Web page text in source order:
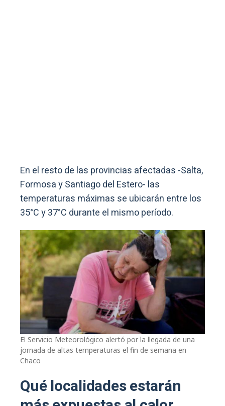
En el resto de las provincias afectadas -Salta,
Formosa y Santiago del Estero- las
temperaturas máximas se ubicarán entre los
35°C y 37°C durante el mismo período.
El Servicio Meteorológico alertó por la llegada de una
jornada de altas temperaturas el fin de semana en
Chaco
Qué localidades estarán